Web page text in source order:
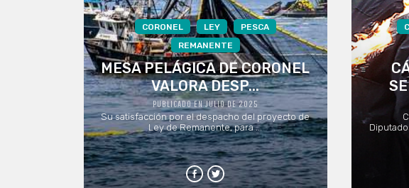
CORONEL LEY
PESCA
REMANENTE
MESA PELÁGICA DE CORONEL
VALORA DESP...
PUBLICADO EN JULIO DE 2025
Su satisfacción por el despacho del proyecto de
Ley de Remanente, para ...